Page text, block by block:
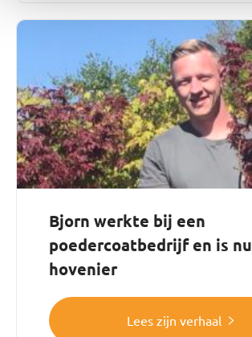
Bjorn werkte bij een
poedercoatbedrijf en is nu
hovenier
Lees zijn verhaal